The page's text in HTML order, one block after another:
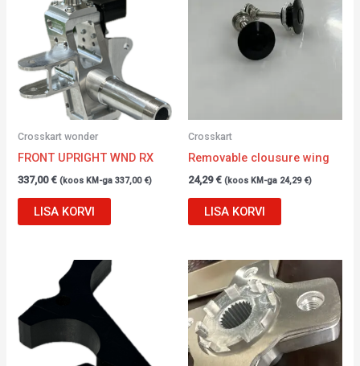
Crosskart wonder
FRONT UPRIGHT WND RX
337,00€ (koos KM-ga337,00 €)
LISA KORVI
Crosskart
Removable clousure wing
24,29€ (koos KM-ga 24,29 €)
LISA KORVI